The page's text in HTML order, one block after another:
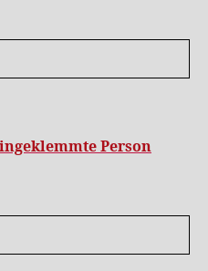
Person